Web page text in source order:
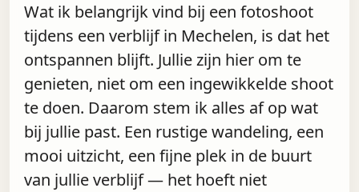
Wat ik belangrijk vind bij een fotoshoot
tijdens een verblijf in Mechelen, is dat het
ontspannen blijft. Jullie zijn hier om te
genieten, niet om een ingewikkelde shoot
te doen. Daarom stem ik alles af op wat
bij jullie past. Een rustige wandeling, een
mooi uitzicht, een fijne plek in de buurt
van jullie verblijf — het hoeft niet